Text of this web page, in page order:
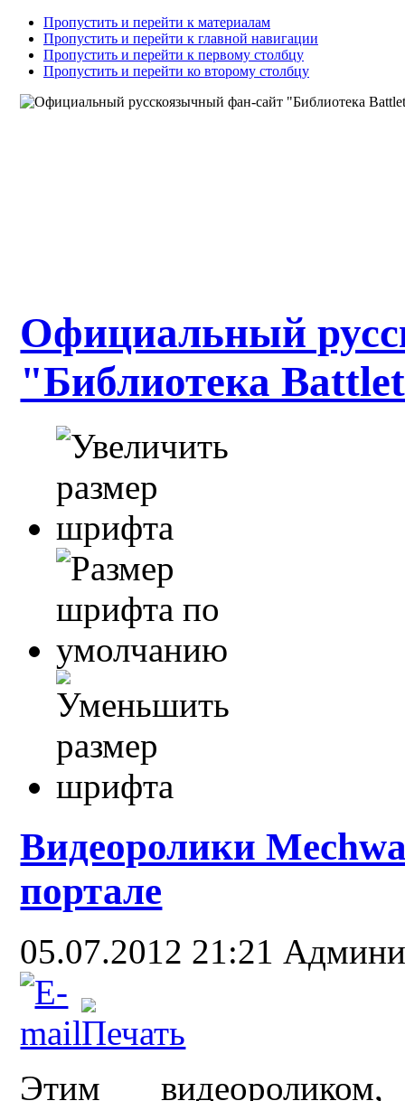
Пропустить и перейти к материалам
Пропустить и перейти к главной навигации
Пропустить и перейти к первому столбцу
Пропустить и перейти ко второму столбцу
Официальный
"Библиотека
Видеоролики
портале
05.07.2012 21:21
Этим